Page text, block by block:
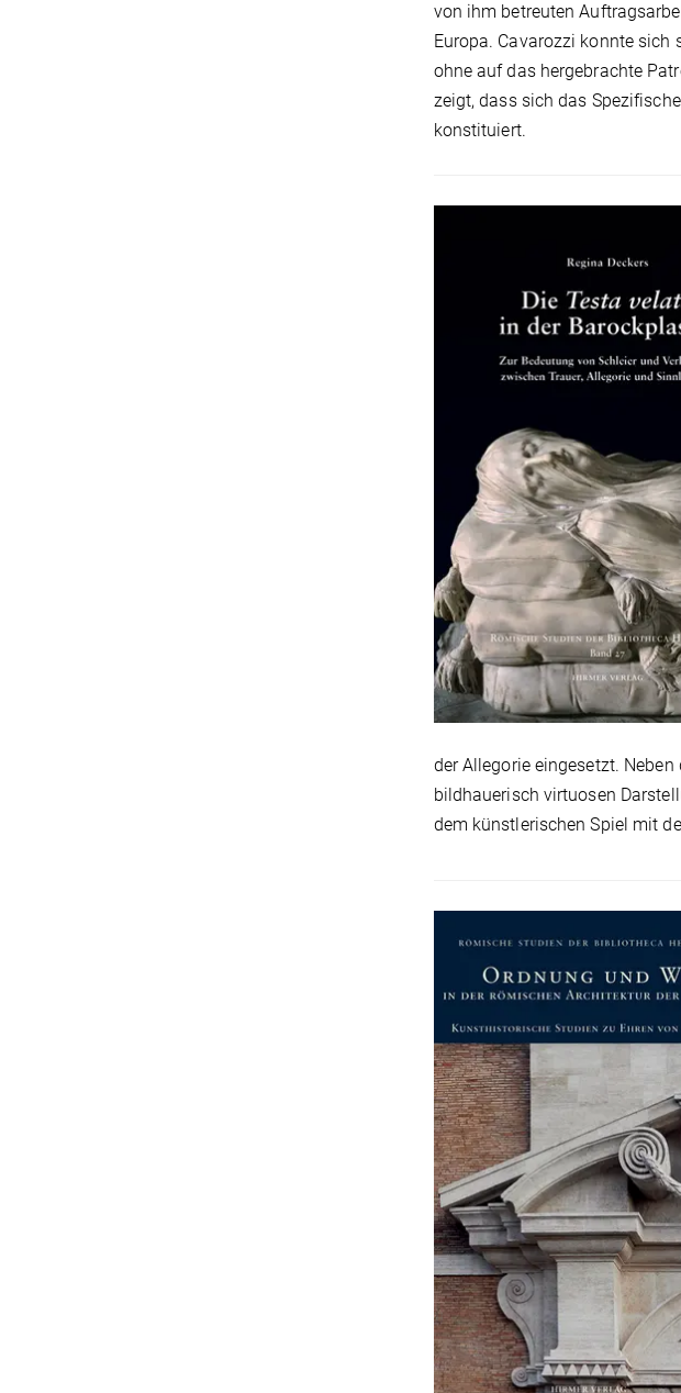
von ihm betreuten
Europa. Cavarozzi konnte
ohne auf das hergebrachte
zeigt, dass sich das
konstituiert.
der Allegorie eingesetzt.
bildhauerisch virtuosen
dem künstlerischen Spiel mit